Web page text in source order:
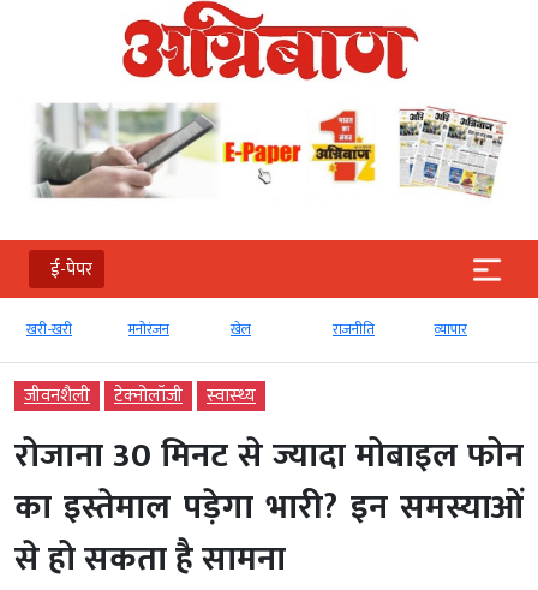
ई-पेपर
खरी-खरी मनोरंजन खेल राजनीति व्‍यापार
जीवनशैली टेक्‍नोलॉजी स्‍वास्‍थ्‍य
रोजाना 30 मिनट से ज्यादा मोबाइल फोन
का इस्तेमाल पड़ेगा भारी? इन समस्‍याओं
से हो सकता है सामना